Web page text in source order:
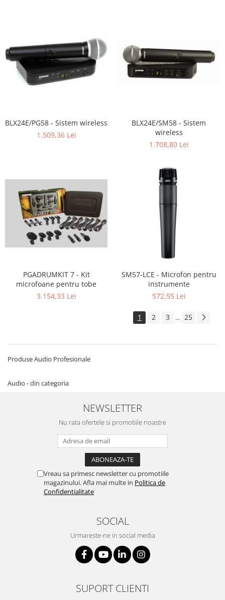
BLX24E/PG58 - Sistem wireless
1.509,36 Lei
BLX24E/SM58 - Sistem
wireless
1.708,80 Lei
PGADRUMKIT 7 - Kit
microfoane pentru tobe
3.154,33 Lei
SM57-LCE - Microfon pentru
instrumente
572,55 Lei
1 2 3 ... 25
Produse Audio Profesionale
Audio - din categoria
NEWSLETTER
Nu rata ofertele si promotiile noastre
Vreau sa primesc newsletter cu promotiile
magazinului. Afla mai multe in Politica de
Confidentialitate
SOCIAL
Urmareste-ne in social media
SUPORT CLIENTI